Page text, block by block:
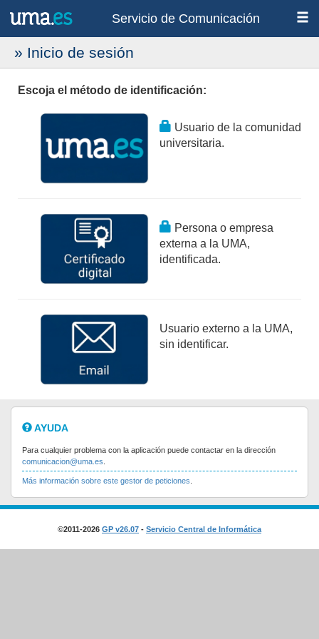
Servicio de Comunicación
» Inicio de sesión
Escoja el método de identificación:
Usuario de la comunidad
universitaria.
Persona o empresa
externa a la UMA,
identificada.
Usuario externo a la UMA,
sin identificar.
AYUDA
Para cualquier problema con la aplicación puede contactar en la dirección
comunicacion@uma.es
Más información sobre este gestor de peticiones
©2011-2026 GP v26.07 - Servicio Central de Informática